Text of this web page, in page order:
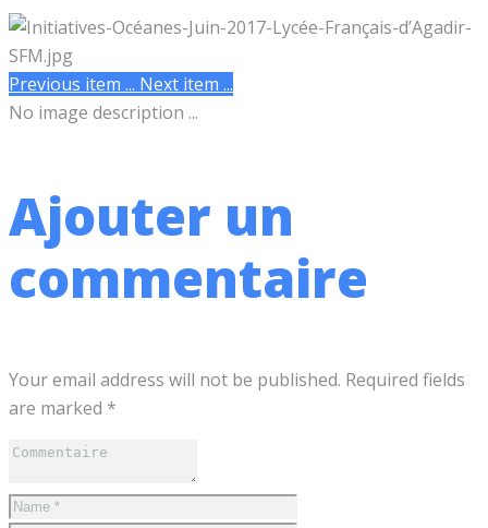
Previous item ... Next item ...
No image description ...
Ajouter un
commentaire
Your email address will not be published. Required fields
are marked *